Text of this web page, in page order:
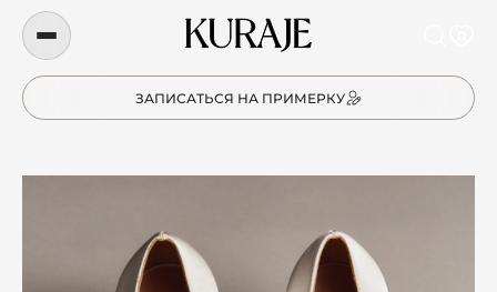
ЗАПИСАТЬСЯ НА ПРИМЕРКУ